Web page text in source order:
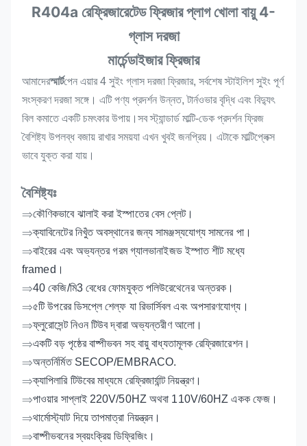
R404a রেফ্রিজারেটেড ফ্রিজার প্লাগ খোলা বায়ু 4-
গ্লাস দরজা
মার্চেন্ডাইজার ফ্রিজার
আমাদেরস্মার্টপেন এয়ার 4 সুইং গ্লাস দরজা ফ্রিজার, সর্বশেষ স্টাইলিশ সুইং পূর্ণ
সংস্করণ দরজা সঙ্গে। এটি পণ্য প্রদর্শন উন্নত, টার্নওভার বৃদ্ধি এবং বিদ্যুৎ
বিল কমাতে একটি চমৎকার উপায়।সব স্ট্যান্ডার্ড মাল্টি-ডেক প্রদর্শন ফ্রিজ
বৈশিষ্ট্য উপলব্ধ বজায় রাখার সময়যা এখন খুবই জনপ্রিয়। এটাকে মাল্টিপ্লেক্স
ভাবে যুক্ত করা যায়।
বৈশিষ্ট্যঃ
⇒কৌণিকভাবে ঝালাই করা ইস্পাতের বেস প্লেট।
⇒ক্যাবিনেটের নিখুঁত অবস্থানের জন্য সামঞ্জস্যযোগ্য সামনের পা।
⇒বাইরের এবং অভ্যন্তর গরম গ্যালভানাইজড ইস্পাত শীট মধ্যে
framed।
⇒40 কেজি/মি3 বেধের ফোমযুক্ত পলিউরেথেনের অন্তরক।
⇒৫টি উপরের ডিসপ্লে শেল্ফ যা রিভার্সিবল এবং অপসারণযোগ্য।
⇒ফ্লুরোসেন্ট নিওন টিউব দ্বারা অভ্যন্তরীণ আলো।
⇒একটি বড় পৃষ্ঠের বাষ্পীভবন সহ বায়ু বাধ্যতামূলক রেফ্রিজারেশন।
⇒অন্তর্নির্মিত SECOP/EMBRACO.
⇒ক্যাপিলারি টিউবের মাধ্যমে রেফ্রিজার্যান্ট নিয়ন্ত্রণ।
⇒পাওয়ার সাপ্লাই 220V/50HZ অথবা 110V/60HZ একক ফেজ।
⇒থার্মোস্ট্যাট দিয়ে তাপমাত্রা নিয়ন্ত্রন।
⇒বাষ্পীভবনের স্বয়ংক্রিয় ডিফ্রিজিং।